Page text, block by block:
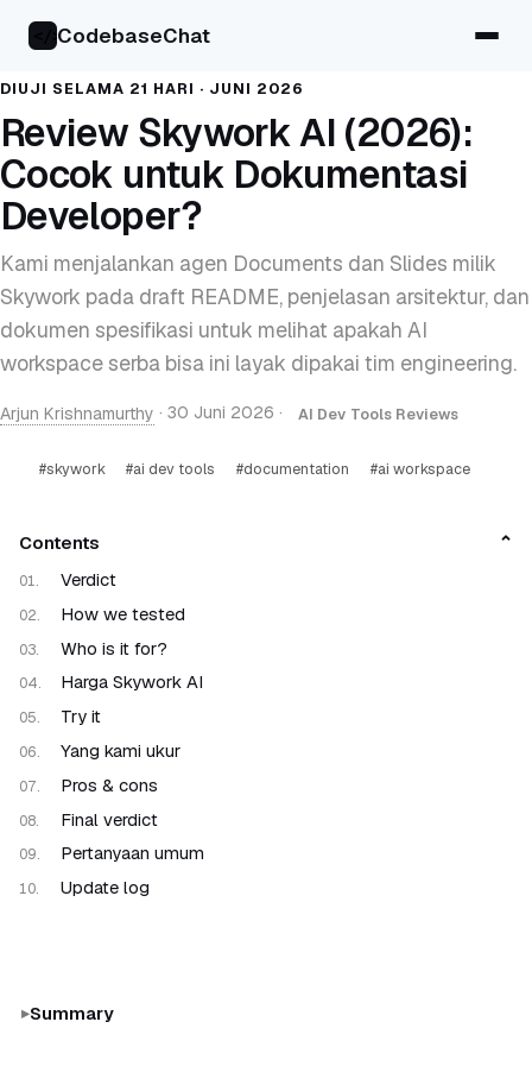
DIUJI SELAMA 21 HARI · JUNI 2026
Review Skywork AI (2026):
Cocok untuk Dokumentasi
Developer?
Kami menjalankan agen Documents dan Slides milik
Skywork pada draft README, penjelasan arsitektur, dan
dokumen spesifikasi untuk melihat apakah AI
workspace serba bisa ini layak dipakai tim engineering.
Arjun Krishnamurthy · 30 Juni 2026 · AI Dev Tools Reviews
#skywork #ai dev tools #documentation #ai workspace
Summary
Contents
Verdict
How we tested
Who is it for?
Harga Skywork AI
Try it
Yang kami ukur
Pros & cons
Final verdict
Pertanyaan umum
Update log
</>CodebaseChat